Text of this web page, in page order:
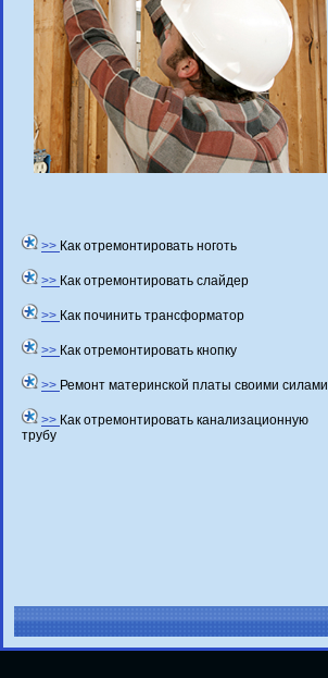
>> Как отремонтировать ноготь
>> Как отремонтировать слайдер
>> Как починить трансформатор
>> Как отремонтировать кнопку
>> Ремонт материнской платы своими силами
>> Как отремонтировать канализационную
трубу